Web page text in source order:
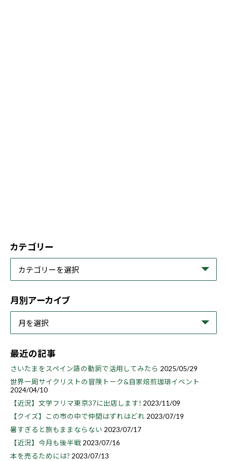
カテゴリー
月別アーカイブ
最近の記事
さいたまをスペイン語の動詞で活用してみたら 2025/05/29
世界一周サイクリストの冒険トーク&自家焙煎珈琲イベント
2024/04/10
【近況】文学フリマ東京37に出店します! 2023/11/09
【クイズ】この市の中で仲間はずれはどれ 2023/07/19
暑すぎると旅もままならない 2023/07/17
【近況】今月も後半戦 2023/07/16
本を売るためには? 2023/07/13